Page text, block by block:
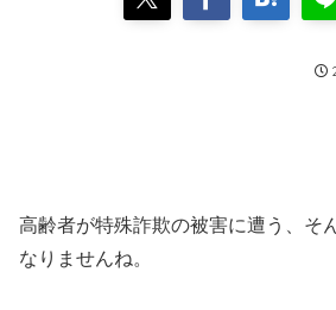
高齢者が特殊詐欺の被害に遭う、そ
なりませんね。